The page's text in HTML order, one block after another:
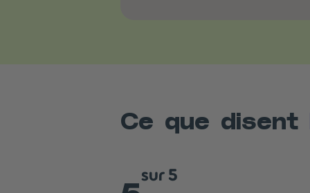
Ce que disent
sur 5